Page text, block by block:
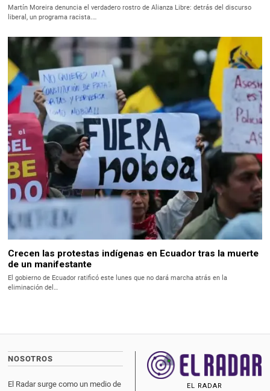
Martín Moreira denuncia el verdadero rostro de Alianza Libre: detrás del discurso
liberal, un programa racista.…
Crecen las protestas indígenas en Ecuador tras la muerte
de un manifestante
El gobierno de Ecuador ratificó este lunes que no dará marcha atrás en la
eliminación del…
NOSOTROS
El Radar surge como un medio de
EL RADAR